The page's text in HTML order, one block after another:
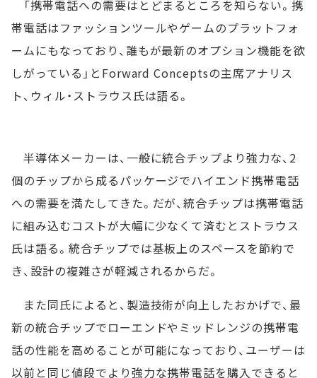
「携帯電話への需要はとどまるところを知らない。携
帯電話はファッションツールやゲームのプラットフォ
ームにもなっており、誰もが最新のオプション機能を欲
しがっている」とForward Conceptsの主席アナリス
ト、ウィル・ストラウス氏は語る。
半導体メーカーは、一般に統合チップより強力な、2
個のチップから成るパッケージでハイエンド携帯電話
への需要を満たしてきた。だが、統合チップは携帯電話
に組み込むコストが大幅に少なくて済むとストラウス
氏は語る。統合チップでは基板上のスペースを節約で
き、設計の複雑さが軽減されるからだ。
また同氏によると、製造技術が向上したおかげで、最
新の統合チップでローエンドやミッドレンジの携帯電
話の性能を高めることが可能になっており、ユーザーは
以前と同じ値段でより強力な携帯電話を購入できると